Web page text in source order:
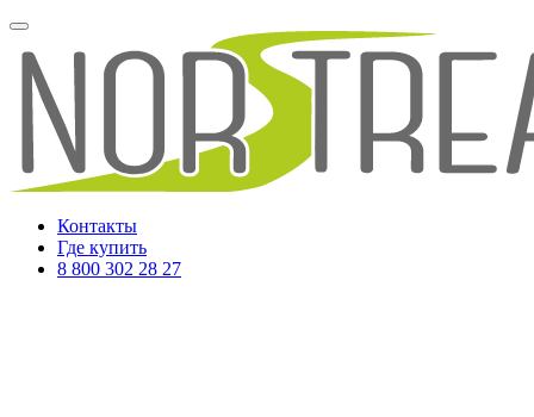
Контакты
Где купить
8 800 302 28 27